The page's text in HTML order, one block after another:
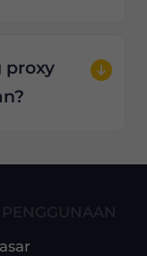
proxy
PENGGUNAAN